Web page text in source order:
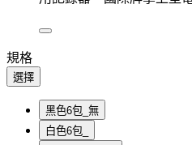
規格
選擇
黑色6包_無
白色6包_